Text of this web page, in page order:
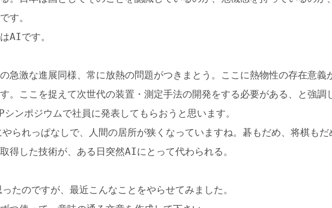
す。
AIです。
急激な進展同様、常に放熱の問題がつきまとう。ここに熱物性の存在意義
。ここを捉えて次世代の装置・測定手法の開発をする必要がある、と強調
ンポジウムで社員に発表してもらおうと思います。
られっぱなしで、人間の居所が狭くなっていますね。碁もだめ、将棋も
得した技術が、ある日突然AIにとって代わられる。
たのですが、最近こんなことをやらせてみました。